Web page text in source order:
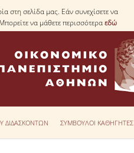
στη σελίδα μας. Εάν συνεχίσετε να
να μάθετε περισσότεραεδώ
ΔΙΔΑΣΚΟΝΤΩΝ ΣΥΜΒΟΥΛΟΙ ΚΑΘΗΓΗΤΕΣ